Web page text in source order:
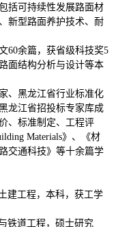
括可持续性发展路面材
新型路面养护技术、耐
60余篇，获省级科技奖5
面结构分析与设计等本
、黑龙江省行业标准化
龙江省招投标专家库成
、标准制定、工程评
Materials》、《材
交通科技》等十余篇学
建工程，本科，获工学
铁道工程，硕士研究